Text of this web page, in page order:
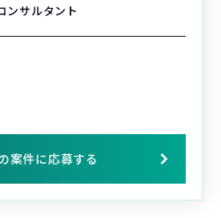
ンサルタント
案件に応募する